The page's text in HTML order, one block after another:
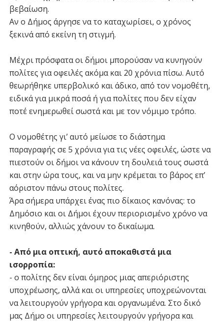
βεβαίωση.
Αν ο Δήμος άργησε να το καταχωρίσει, ο χρόνος
ξεκινά από εκείνη τη στιγμή.
Μέχρι πρόσφατα οι δήμοι μπορούσαν να κυνηγούν
πολίτες για οφειλές ακόμα και 20 χρόνια πίσω. Αυτό
θεωρήθηκε υπερβολικό και άδικο, από τον νομοθέτη,
ειδικά για μικρά ποσά ή για πολίτες που δεν είχαν
ποτέ ενημερωθεί σωστά και με τον νόμιμο τρόπο.
Ο νομοθέτης γι’ αυτό μείωσε το διάστημα
παραγραφής σε 5 χρόνια για τις νέες οφειλές, ώστε να
πιεστούν οι δήμοι να κάνουν τη δουλειά τους σωστά
και στην ώρα τους, και να μην κρέμεται το βάρος επ’
αόριστον πάνω στους πολίτες.
Άρα σήμερα υπάρχει ένας πιο δίκαιος κανόνας: το
Δημόσιο και οι Δήμοι έχουν περιορισμένο χρόνο να
κινηθούν, αλλιώς χάνουν το δικαίωμα.
- Από μια οπτική, αυτό αποκαθιστά μια
ισορροπία:
- ο πολίτης δεν είναι όμηρος μιας απεριόριστης
υποχρέωσης, αλλά και οι υπηρεσίες υποχρεώνονται
να λειτουργούν γρήγορα και οργανωμένα. Στο δικό
μας Δήμο οι υπηρεσίες λειτουργούν γρήγορα και